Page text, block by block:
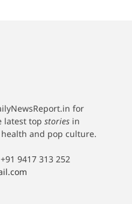
for
latest top stories in
and pop culture.
9417 313 252